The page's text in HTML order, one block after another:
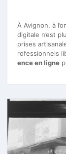
À Avignon, à
digitale n’est
prises
rofessionnels
ence en ligne